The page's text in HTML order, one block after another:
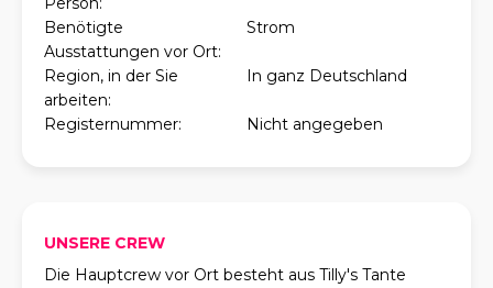
Benötigte
Ausstattungen vor Ort:
Strom
Region, in der Sie
arbeiten:
In ganz Deutschland
Registernummer: Nicht angegeben
UNSERE CREW
Die Hauptcrew vor Ort besteht aus Tilly's Tante